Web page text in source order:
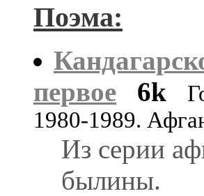
Поэма:
первое
6k
1980-1989.
Из серии
былины.